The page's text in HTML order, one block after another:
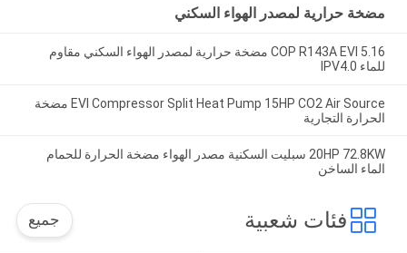
مضخة حرارية لمصدر الهواء السكني
5.16 COP R143A EVI مضخة حرارية لمصدر الهواء السكني مقاوم
للماء IPV4.0
EVI Compressor Split Heat Pump 15HP CO2 Air Source مضخة
الحرارة التجارية
20HP 72.8KW سبليت السكنية مصدر الهواء مضخة الحرارة للحمام
الماء الساخن
فئات شعبية جميع